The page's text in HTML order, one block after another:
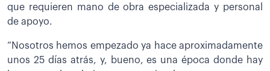
que requieren mano de obra especializada y personal
de apoyo.
”Nosotros hemos empezado ya hace aproximadamente
unos 25 días atrás, y, bueno, es una época donde hay